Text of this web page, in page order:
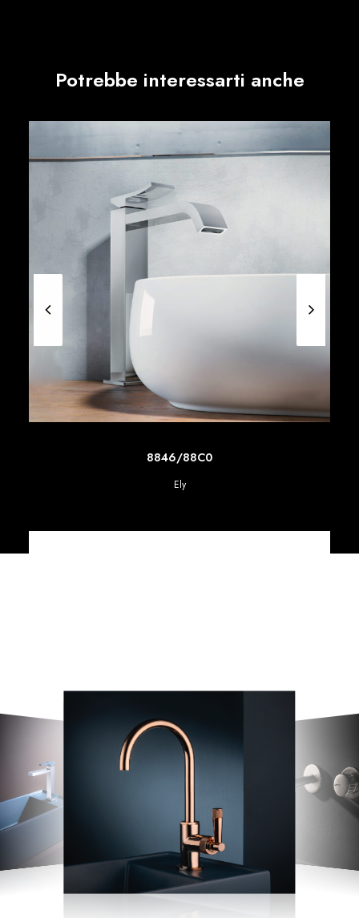
Potrebbe interessarti anche
SCOPRI DI PIU'
8846/88C0
Ely